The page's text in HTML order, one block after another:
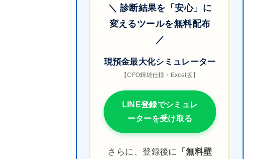
＼ 診断結果を「安心」に
変えるツールを無料配布
／
現預金最大化シミュレーター
【CFO輝雄仕様・Excel版】
LINE登録でシミュレ
ーターを受け取る
さらに、登録後に
「無料壁